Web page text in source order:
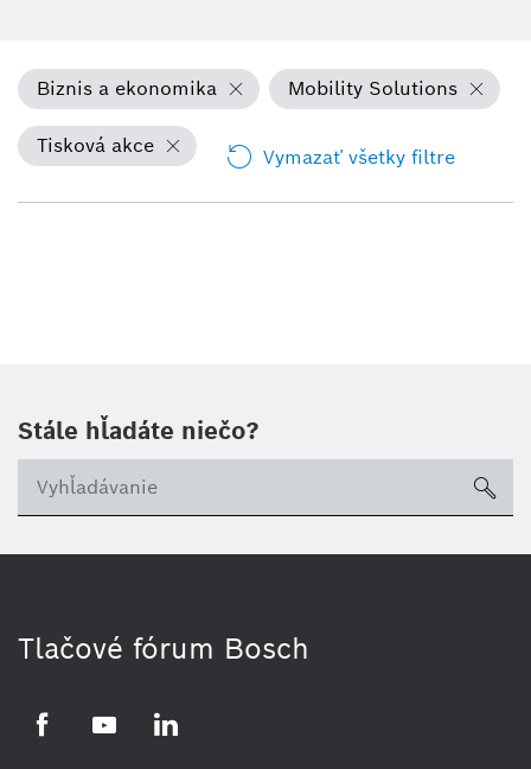
Biznis a ekonomika Mobility Solutions
Tisková akce Vymazať všetky filtre
Stále hľadáte niečo?
Tlačové fórum Bosch